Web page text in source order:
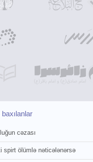
cəzası
spirt ölümlə nəticələnərsə